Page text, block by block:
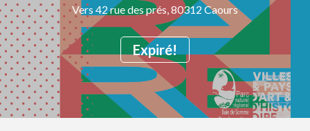
Expiré!
Vers 42 rue des prés, 80312 Caours